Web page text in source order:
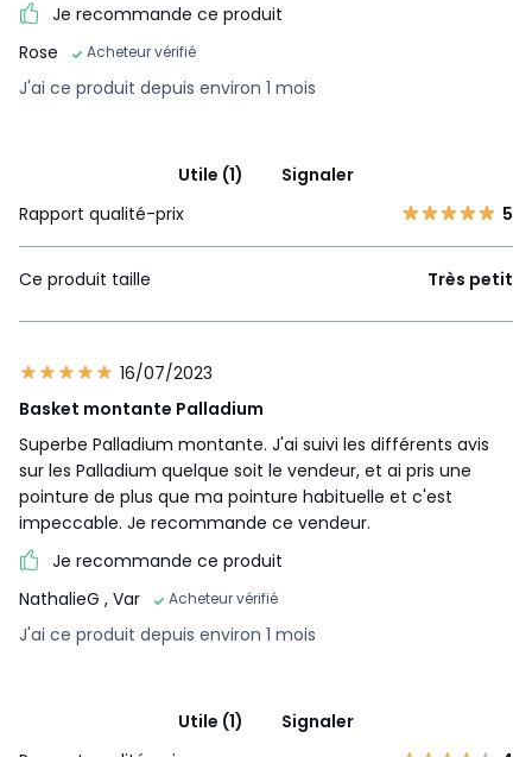
Je recommande ce produit
Rose
Acheteur vérifié
J'ai ce produit depuis environ 1 mois
Utile (1)
Signaler
Rapport qualité-prix
5
Ce produit taille Très petit
16/07/2023
Basket montante Palladium
Superbe Palladium montante. J'ai suivi les différents avis
sur les Palladium quelque soit le vendeur, et ai pris une
pointure de plus que ma pointure habituelle et c'est
impeccable. Je recommande ce vendeur.
Je recommande ce produit
NathalieG , Var Acheteur vérifié
J'ai ce produit depuis environ 1 mois
Utile (1)
Signaler